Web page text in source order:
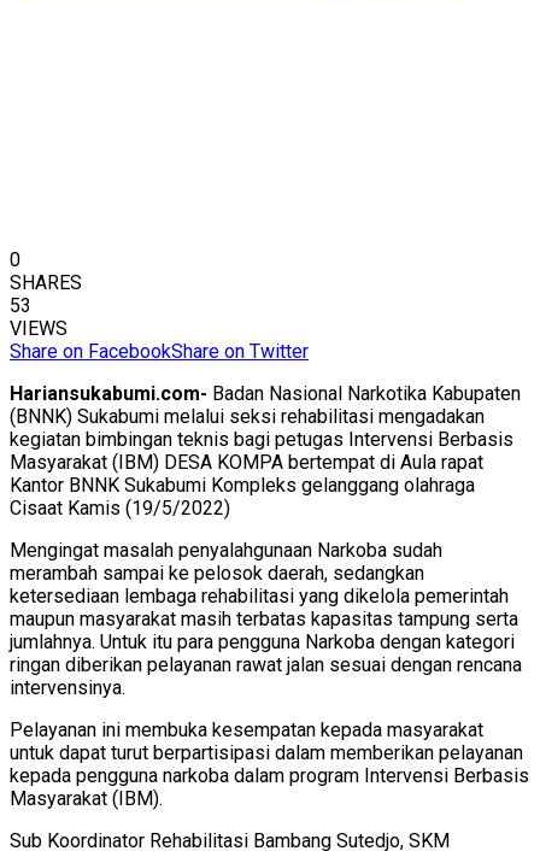
0
SHARES
53
VIEWS
Share on FacebookShare on Twitter
Hariansukabumi.com- Badan Nasional Narkotika Kabupaten
(BNNK) Sukabumi melalui seksi rehabilitasi mengadakan
kegiatan bimbingan teknis bagi petugas Intervensi Berbasis
Masyarakat (IBM) DESA KOMPA bertempat di Aula rapat
Kantor BNNK Sukabumi Kompleks gelanggang olahraga
Cisaat Kamis (19/5/2022)
Mengingat masalah penyalahgunaan Narkoba sudah
merambah sampai ke pelosok daerah, sedangkan
ketersediaan lembaga rehabilitasi yang dikelola pemerintah
maupun masyarakat masih terbatas kapasitas tampung serta
jumlahnya. Untuk itu para pengguna Narkoba dengan kategori
ringan diberikan pelayanan rawat jalan sesuai dengan rencana
intervensinya.
Pelayanan ini membuka kesempatan kepada masyarakat
untuk dapat turut berpartisipasi dalam memberikan pelayanan
kepada pengguna narkoba dalam program Intervensi Berbasis
Masyarakat (IBM).
Sub Koordinator Rehabilitasi Bambang Sutedjo, SKM